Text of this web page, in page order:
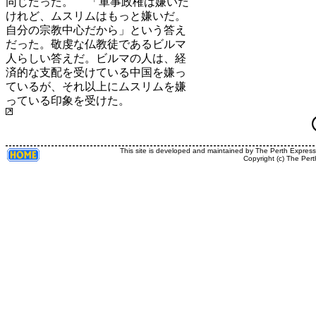
けれど、ムスリムはもっと嫌いだ。
自分の宗教中心だから」という答え
だった。敬虔な仏教徒であるビルマ
人らしい答えだ。ビルマの人は、経
済的な支配を受けている中国を嫌っ
ているが、それ以上にムスリムを嫌
っている印象を受けた。
This site is developed and maintained by The Perth
Copyright (c) The